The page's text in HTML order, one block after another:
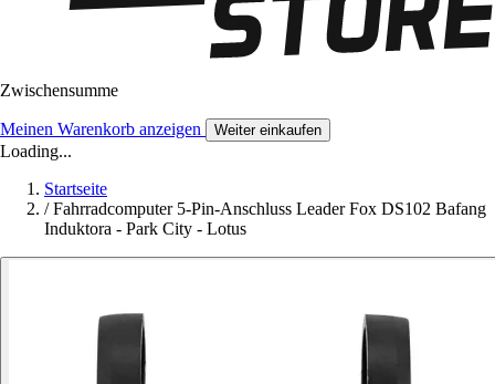
Zwischensumme
Meinen Warenkorb anzeigen Weiter einkaufen
Loading...
Startseite
/ Fahrradcomputer 5-Pin-Anschluss Leader Fox DS102 Bafang
Induktora - Park City - Lotus